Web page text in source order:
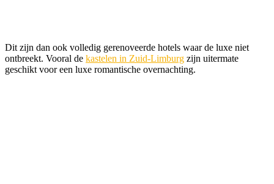
Dit zijn dan ook volledig gerenoveerde hotels waar de luxe niet
ontbreekt. Vooral de kastelen in Zuid-Limburg zijn uitermate
geschikt voor een luxe romantische overnachting.